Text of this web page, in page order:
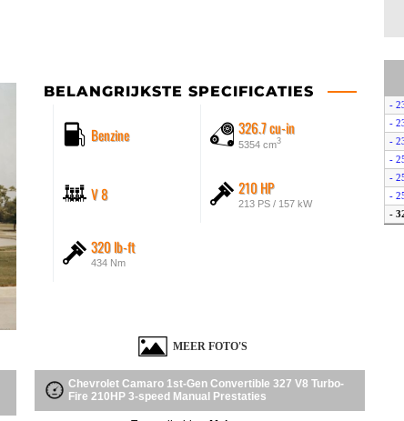
BELANGRIJKSTE SPECIFICATIES
Benzine 326.7 cu-in
5354 cm3
V 8 210 HP
213 PS / 157 kW
320 lb-ft
434 Nm
MEER FOTO'S
Chevrolet Camaro 1st-Gen Convertible 327 V8 Turbo-
Fire 210HP 3-speed Manual Prestaties
-
-
-
-
-
-
-